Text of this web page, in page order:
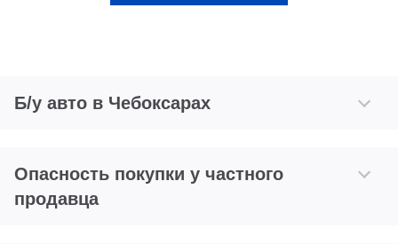
Б/у авто в Чебоксарах
Опасность покупки у частного
продавца